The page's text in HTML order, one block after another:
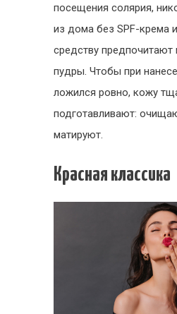
посещения солярия,
из дома без SPF-крема
средству предпочитают
пудры. Чтобы при
ложился ровно, кожу
подготавливают:
матируют.
Красная классика